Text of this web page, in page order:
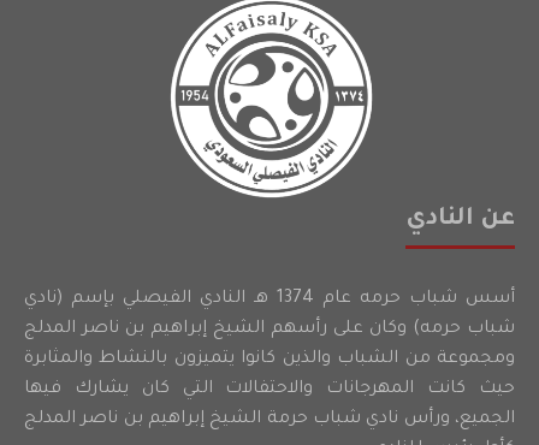
عن النادي
أسس شباب حرمه عام 1374 هـ النادي الفيصلي بإسم (نادي
شباب حرمه) وكان على رأسهم الشيخ إبراهيم بن ناصر المدلج
ومجموعة من الشباب والذين كانوا يتميزون بالنشاط والمثابرة
حيث كانت المهرجانات والاحتفالات التي كان يشارك فيها
الجميع، ورأس نادي شباب حرمة الشيخ إبراهيم بن ناصر المدلج